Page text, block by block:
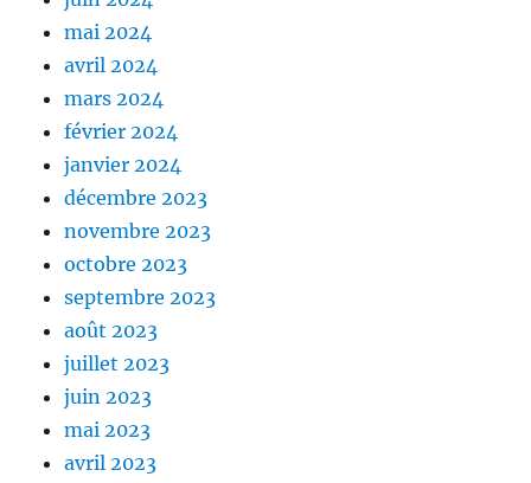
mai 2024
avril 2024
mars 2024
février 2024
janvier 2024
décembre 2023
novembre 2023
octobre 2023
septembre 2023
août 2023
juillet 2023
juin 2023
mai 2023
avril 2023